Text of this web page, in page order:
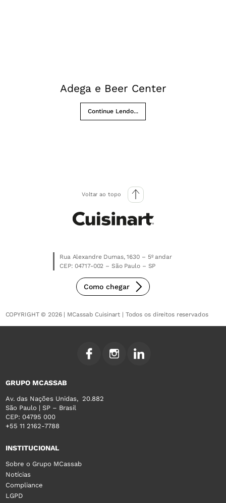
Adega e Beer Center
Continue Lendo...
Voltar ao topo
Rua Alexandre Dumas, 1630 – 5º andar
CEP: 04717-002 – São Paulo – SP
Como chegar
COPYRIGHT © 2026 | MCassab Cuisinart | Todos os direitos reservados
GRUPO MCASSAB
Av. das Nações Unidas, 20.882
São Paulo | SP – Brasil
CEP: 04795 000
+55 11 2162-7788
INSTITUCIONAL
Sobre o Grupo MCassab
Notícias
Compliance
LGPD